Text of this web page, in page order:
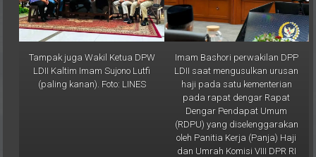
Tampak juga Wakil Ketua DPW
LDII Kaltim Imam Sujono Lutfi
(paling kanan). Foto: LINES
Imam Bashori perwakilan DPP
LDII saat mengusulkan urusan
haji pada satu kementerian
pada rapat dengar Rapat
Dengar Pendapat Umum
(RDPU) yang diselenggarakan
oleh Panitia Kerja (Panja) Haji
dan Umrah Komisi VIII DPR RI
bersama Majelis Ulama